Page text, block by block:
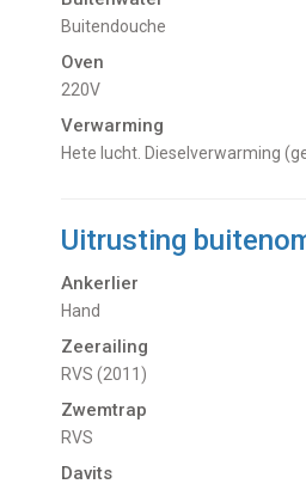
buitendouche
Oven
220V
Verwarming
hete lucht. Dieselverwarming
Uitrusting
Ankerlier
Hand
Zeerailing
RVS (2011)
Zwemtrap
RVS
Davits